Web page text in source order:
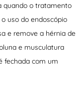
quando o tratamento
uso do endoscópio
e remove a hérnia de
e musculatura
fechada com um